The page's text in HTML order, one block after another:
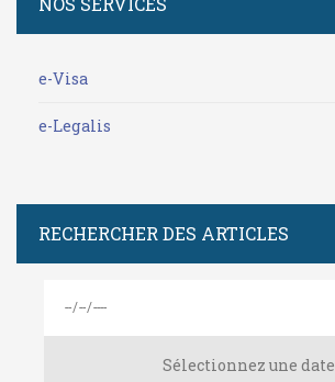
e-Visa
e-Legalis
RECHERCHER DES ARTICLES
Sélectionnez une date